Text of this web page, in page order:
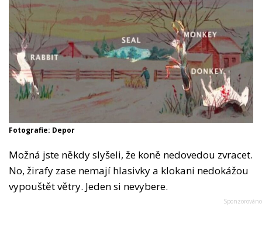
Fotografie: Depor
Možná jste někdy slyšeli, že koně nedovedou zvracet.
No, žirafy zase nemají hlasivky a klokani nedokážou
vypouštět větry. Jeden si nevybere.